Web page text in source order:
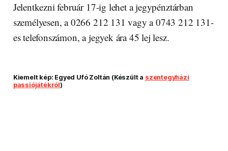
Jelentkezni február 17-ig lehet a jegypénztárban
személyesen, a 0266 212 131 vagy a 0743 212 131-
es telefonszámon, a jegyek ára 45 lej lesz.
Kiemelt kép: Egyed Ufó Zoltán (Készült a szentegyházi
passiójátékról)